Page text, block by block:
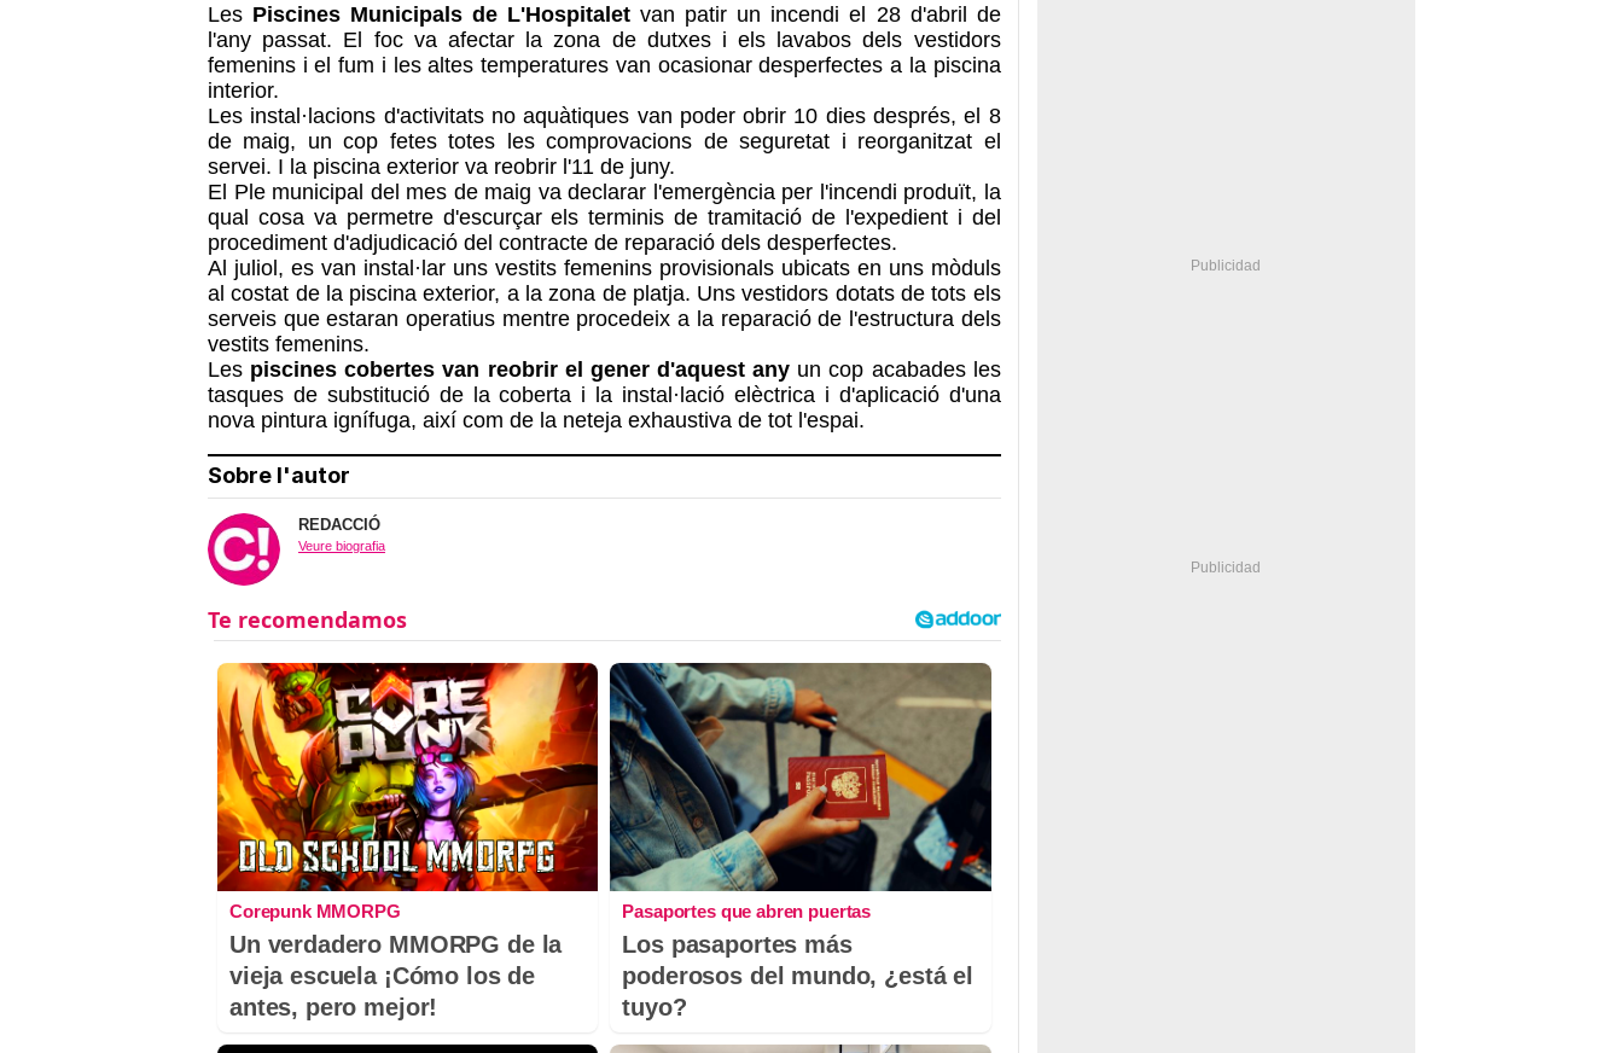
Les Piscines Municipals de L'Hospitalet van patir un incendi el 28 d'abril de
l'any passat. El foc va afectar la zona de dutxes i els lavabos dels vestidors
femenins i el fum i les altes temperatures van ocasionar desperfectes a la piscina
interior.
Les instal·lacions d'activitats no aquàtiques van poder obrir 10 dies després, el 8
de maig, un cop fetes totes les comprovacions de seguretat i reorganitzat el
servei. I la piscina exterior va reobrir l'11 de juny.
El Ple municipal del mes de maig va declarar l'emergència per l'incendi produït, la
qual cosa va permetre d'escurçar els terminis de tramitació de l'expedient i del
procediment d'adjudicació del contracte de reparació dels desperfectes.
Al juliol, es van instal·lar uns vestits femenins provisionals ubicats en uns mòduls
al costat de la piscina exterior, a la zona de platja. Uns vestidors dotats de tots els
serveis que estaran operatius mentre procedeix a la reparació de l'estructura dels
vestits femenins.
Les piscines cobertes van reobrir el gener d'aquest any un cop acabades les
tasques de substitució de la coberta i la instal·lació elèctrica i d'aplicació d'una
nova pintura ignífuga, així com de la neteja exhaustiva de tot l'espai.
Sobre l'autor
REDACCIÓ
Veure biografia
Corepunk MMORPG
Un verdadero MMORPG de la
vieja escuela ¡Cómo los de
antes, pero mejor!
Pasaportes que abren puertas
Los pasaportes más
poderosos del mundo, ¿está el
tuyo?